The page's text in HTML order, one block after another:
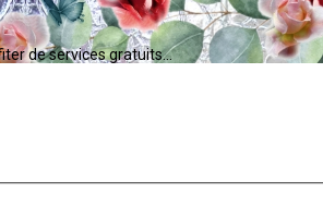
de services gratuits...